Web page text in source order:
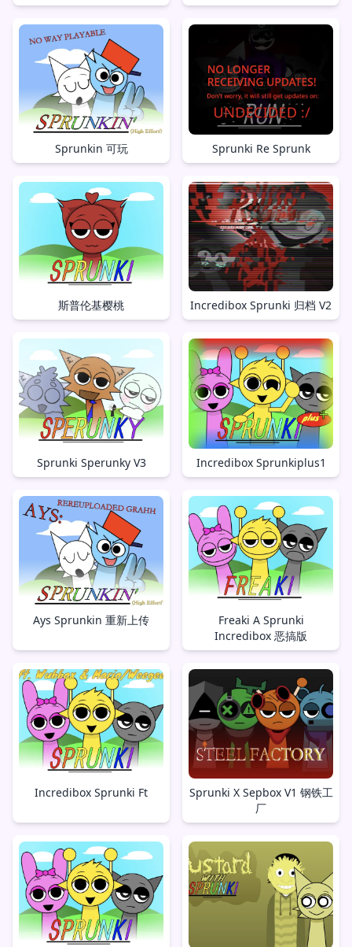
Sprunkin 可玩 Sprunki Re Sprunk
斯普伦基樱桃 Incredibox Sprunki 归档 V2
Sprunki Sperunky V3 Incredibox Sprunkiplus1
Ays Sprunkin 重新上传
Freaki A Sprunki
Incredibox 恶搞版
Incredibox Sprunki Ft
Sprunki X Sepbox V1 钢铁工
厂